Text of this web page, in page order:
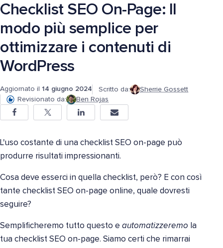
Checklist SEO On-Page: Il
modo più semplice per
ottimizzare i contenuti di
WordPress
Aggiornato il 14 giugno 2024 Scritto da:
Sherrie Gossett
Revisionato da:
Ben Rojas
L'uso costante di una checklist SEO on-page può
produrre risultati impressionanti.
Cosa deve esserci in quella checklist, però? E con così
tante checklist SEO on-page online, quale dovresti
seguire?
Semplificheremo tutto questo e automatizzeremo la
tua checklist SEO on-page. Siamo certi che rimarrai